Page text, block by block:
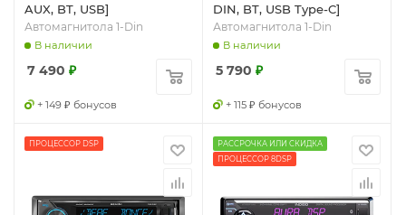
AUX, BT, USB]
Автомагнитола 1-Din
В наличии
7 490 ₽
+ 149 ₽ бонусов
DIN, BT, USB Type-C]
Автомагнитола 1-Din
В наличии
5 790 ₽
+ 115 ₽ бонусов
ПРОЦЕССОР DSP
РАССРОЧКА ИЛИ СКИДКА
ПРОЦЕССОР 8DSP